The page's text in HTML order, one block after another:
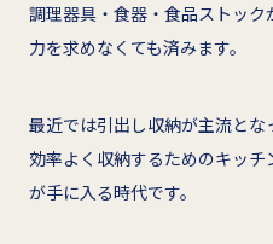
調理器具・食器・食品ストッ
力を求めなくても済みます。
最近では引出し収納が主流とな
効率よく収納するためのキッ
が手に入る時代です。